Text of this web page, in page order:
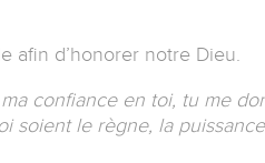
afin d’honorer notre Dieu.
confiance en toi, tu me
soient le règne, la